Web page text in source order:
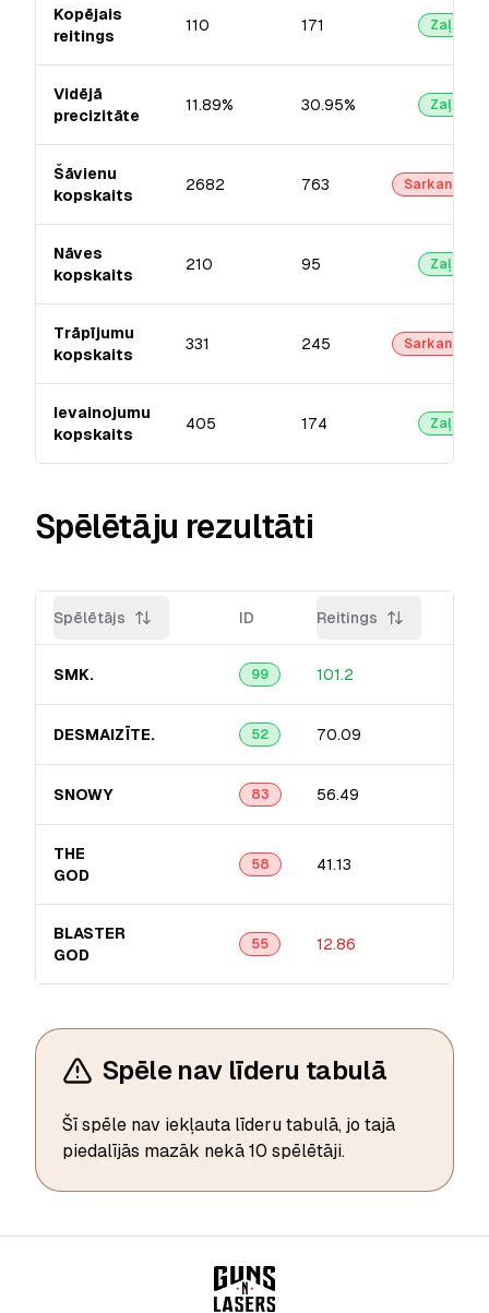
Kopējais
reitings
110 171 Zaļā
Vidējā
precizitāte
11.89% 30.95% Zaļā
Šāvienu
kopskaits
2682 763 Sarkanā
Nāves
kopskaits
210 95 Zaļā
Trāpījumu
kopskaits
331 245 Sarkanā
Ievainojumu
kopskaits
405 174 Zaļā
Spēlētāju rezultāti
Spēlētājs ID Reitings
SMK. 99 101.2
DESMAIZĪTE. 52 70.09
SNOWY 83 56.49
THE
GOD
58 41.13
BLASTER
GOD
55 12.86
Spēle nav līderu tabulā
Šī spēle nav iekļauta līderu tabulā, jo tajā
piedalījās mazāk nekā 10 spēlētāji.